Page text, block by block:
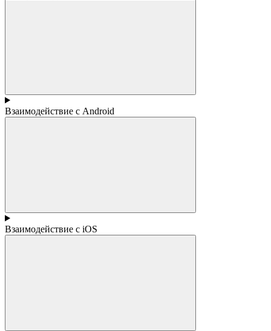
Взаимодействие с Android
Взаимодействие с iOS